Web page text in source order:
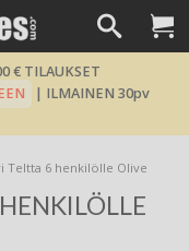
€ TILAUKSET
| ILMAINEN 30pv
Teltta 6 henkilölle Olive